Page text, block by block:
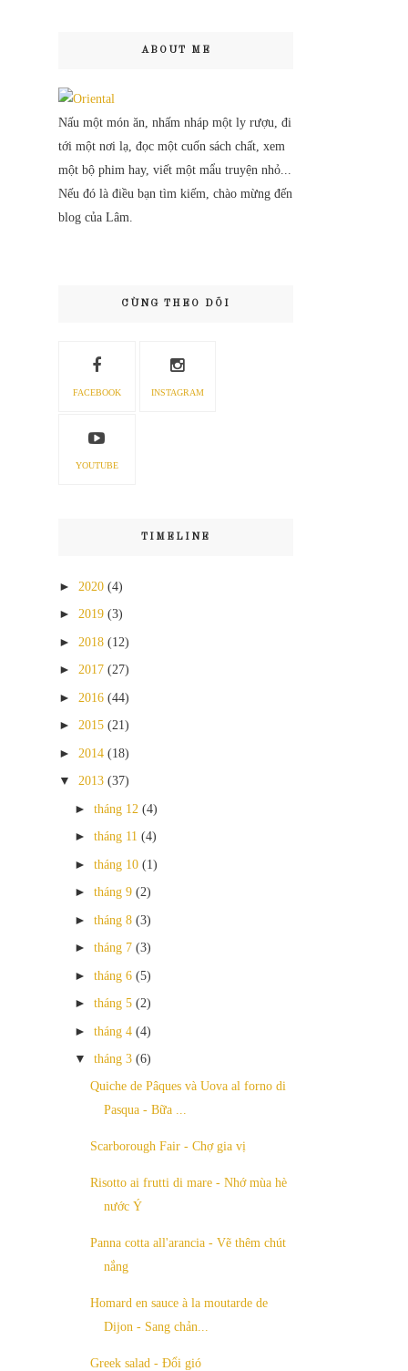
ABOUT ME
Nấu một món ăn, nhấm nháp một ly rượu, đi
tới một nơi lạ, đọc một cuốn sách chất, xem
một bộ phim hay, viết một mẩu truyện nhỏ...
Nếu đó là điều bạn tìm kiếm, chào mừng đến
blog của Lâm.
CÙNG THEO DÕI
FACEBOOK INSTAGRAM
YOUTUBE
TIMELINE
► 2020 (4)
► 2019 (3)
► 2018 (12)
► 2017 (27)
► 2016 (44)
► 2015 (21)
► 2014 (18)
▼ 2013 (37)
► tháng 12 (4)
► tháng 11 (4)
► tháng 10 (1)
► tháng 9 (2)
► tháng 8 (3)
► tháng 7 (3)
► tháng 6 (5)
► tháng 5 (2)
► tháng 4 (4)
▼ tháng 3 (6)
Quiche de Pâques và Uova al forno di
Pasqua - Bữa ...
Scarborough Fair - Chợ gia vị
Risotto ai frutti di mare - Nhớ mùa hè
nước Ý
Panna cotta all'arancia - Vẽ thêm chút
nắng
Homard en sauce à la moutarde de
Dijon - Sang chản...
Greek salad - Đổi gió